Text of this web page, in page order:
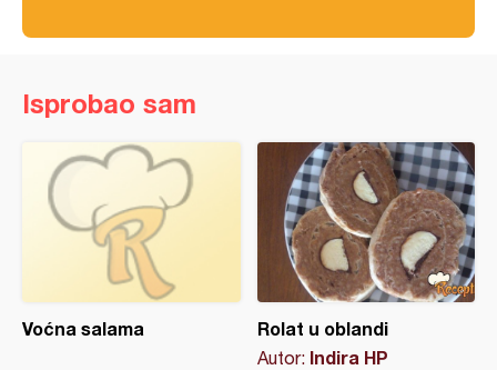
Isprobao sam
Voćna salama Rolat u oblandi
Autor: Indira HP